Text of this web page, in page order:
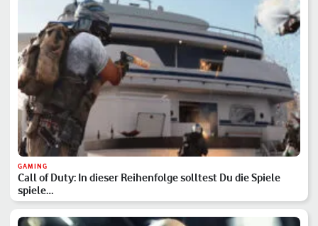
GAMING
Call of Duty: In dieser Reihenfolge solltest Du die Spiele
spiele…